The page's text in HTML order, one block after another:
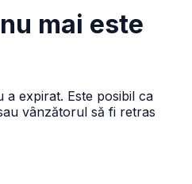
mai este
a expirat. Este posibil ca
vânzătorul să fi retras